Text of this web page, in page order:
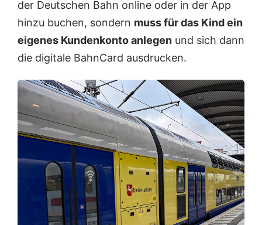
der Deutschen Bahn online oder in der App
hinzu buchen, sondern muss für das Kind ein
eigenes Kundenkonto anlegen und sich dann
die digitale BahnCard ausdrucken.